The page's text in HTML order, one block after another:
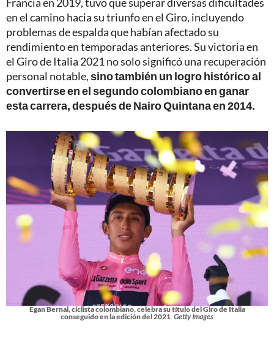
en el camino hacia su triunfo en el Giro, incluyendo
problemas de espalda que habían afectado su
rendimiento en temporadas anteriores. Su victoria en
el Giro de Italia 2021 no solo significó una recuperación
personal notable,sino también un logro histórico al
convertirse en el segundo colombiano en ganar
esta carrera, después de Nairo Quintana en 2014.
Egan Bernal, ciclista colombiano, celebra su título del Giro de Italia
conseguido en la edición del 2021 Getty Images